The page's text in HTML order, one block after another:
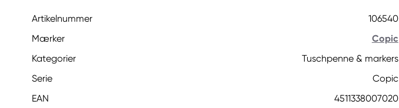
Artikelnummer
106540
Mærker
Copic
Kategorier
Tuschpenne & markers
Serie
Copic
EAN
4511338007020